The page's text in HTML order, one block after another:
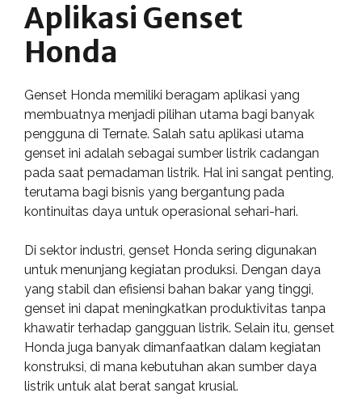
Aplikasi Genset
Honda
Genset Honda memiliki beragam aplikasi yang
membuatnya menjadi pilihan utama bagi banyak
pengguna di Ternate. Salah satu aplikasi utama
genset ini adalah sebagai sumber listrik cadangan
pada saat pemadaman listrik. Hal ini sangat penting,
terutama bagi bisnis yang bergantung pada
kontinuitas daya untuk operasional sehari-hari.
Di sektor industri, genset Honda sering digunakan
untuk menunjang kegiatan produksi. Dengan daya
yang stabil dan efisiensi bahan bakar yang tinggi,
genset ini dapat meningkatkan produktivitas tanpa
khawatir terhadap gangguan listrik. Selain itu, genset
Honda juga banyak dimanfaatkan dalam kegiatan
konstruksi, di mana kebutuhan akan sumber daya
listrik untuk alat berat sangat krusial.